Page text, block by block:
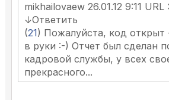
mikhailovaew 26.01.12 9:11
↓Ответить
(21) Пожалуйста, код
в руки :-) Отчет был сделан
кадровой службы, у всех
прекрасного...